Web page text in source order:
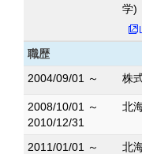
学)
職歴
2004/09/01 ～
株
2008/10/01 ～
2010/12/31
北
2011/01/01 ～
北